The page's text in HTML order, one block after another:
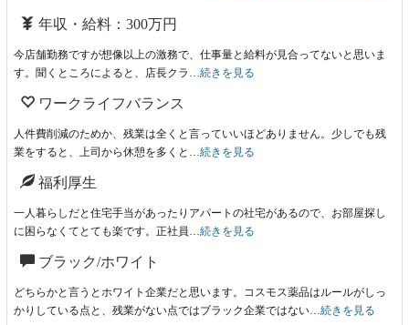
年収・給料：300万円
今店舗勤務ですが想像以上の激務で、仕事量と給料が見合ってないと思いま
す。聞くところによると、店長クラ… 続きを見る
ワークライフバランス
人件費削減のためか、残業は全くと言っていいほどありません。少しでも残
業をすると、上司から休憩を多くと… 続きを見る
福利厚生
一人暮らしだと住宅手当があったりアパートの社宅があるので、お部屋探し
に困らなくてとても楽です。正社員… 続きを見る
ブラック/ホワイト
どちらかと言うとホワイト企業だと思います。コスモス薬品はルールがしっ
かりしている点と、残業がない点ではブラック企業ではない… 続きを見る